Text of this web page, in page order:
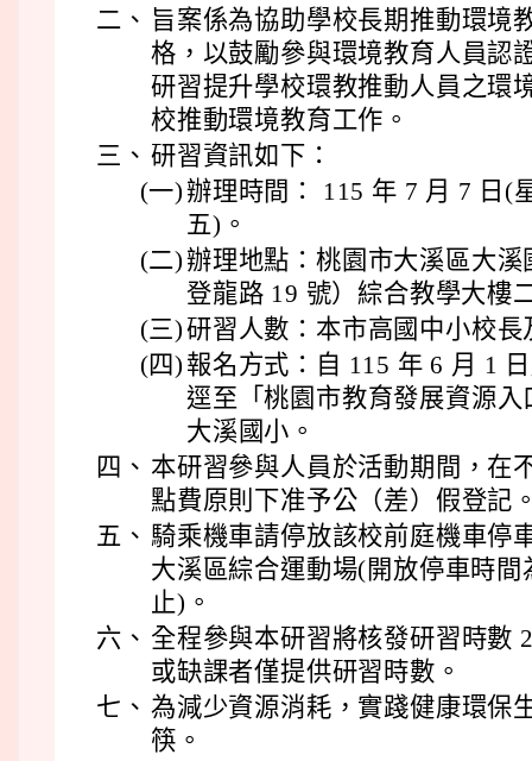
二、 旨案係為協助學校長期推動環境
格，以鼓勵參與環境教育人員認
研習提升學校環教推動人員之環
校推動環境教育工作。
三、 研習資訊如下：
(一)辦理時間： 115 年 7 月 7 日(
五)。
(二)辦理地點：桃園市大溪區大
登龍路 19 號）綜合教學大樓
(三)研習人數：本市高國中小校長
(四) 報名方式：自 115 年 6 月 1
逕至「桃園市教育發展資源
大溪國小。
四、 本研習參與人員於活動期間，在
點費原則下准予公（差）假登記
五、 騎乘機車請停放該校前庭機車停
大溪區綜合運動場(開放停車時
止)。
六、 全程參與本研習將核發研習時數
或缺課者僅提供研習時數。
七、 為減少資源消耗，實踐健康環保
筷。